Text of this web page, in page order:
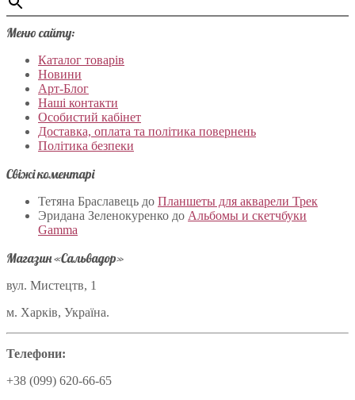
Меню сайту:
Каталог товарів
Новини
Арт-Блог
Наші контакти
Особистий кабінет
Доставка, оплата та політика повернень
Політика безпеки
Свіжі коментарі
Тетяна Браславець до Планшеты для акварели Трек
Эридана Зеленокуренко до Альбомы и скетчбуки
Gamma
Магазин «Сальвадор»
вул. Мистецтв, 1
м. Харків, Україна.
Телефони:
+38 (099) 620-66-65